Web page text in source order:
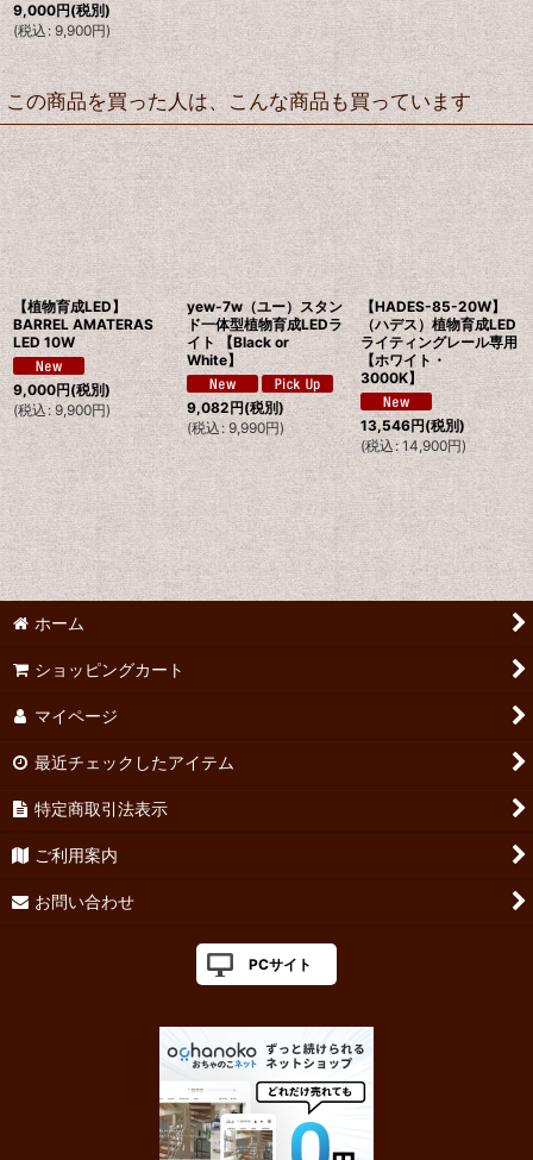
9,000円(税別)
(税込: 9,900円)
この商品を買った人は、こんな商品も買っています
【植物育成LED】
BARREL AMATERAS
LED 10W
9,000円(税別)
(税込: 9,900円)
yew-7w（ユー）スタン
ド一体型植物育成LEDラ
イト 【Black or
White】
9,082円(税別)
(税込 : 9,990円)
【HADES-85-20W】
（ハデス）植物育成LED
ライティングレール専用
【ホワイト・
3000K】
13,546円(税別)
(税込 : 14,900円)
ホーム
ショッピングカート
マイページ
最近チェックしたアイテム
特定商取引法表示
ご利用案内
お問い合わせ
PCサイト